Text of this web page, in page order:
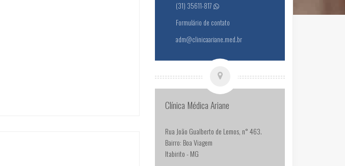
(31) 35611-817
Formulário de contato
adm@clinicaariane.med.br
Clínica Médica Ariane
Rua João Gualberto de Lemos, n° 463.
Bairro: Boa Viagem
Itabirito - MG